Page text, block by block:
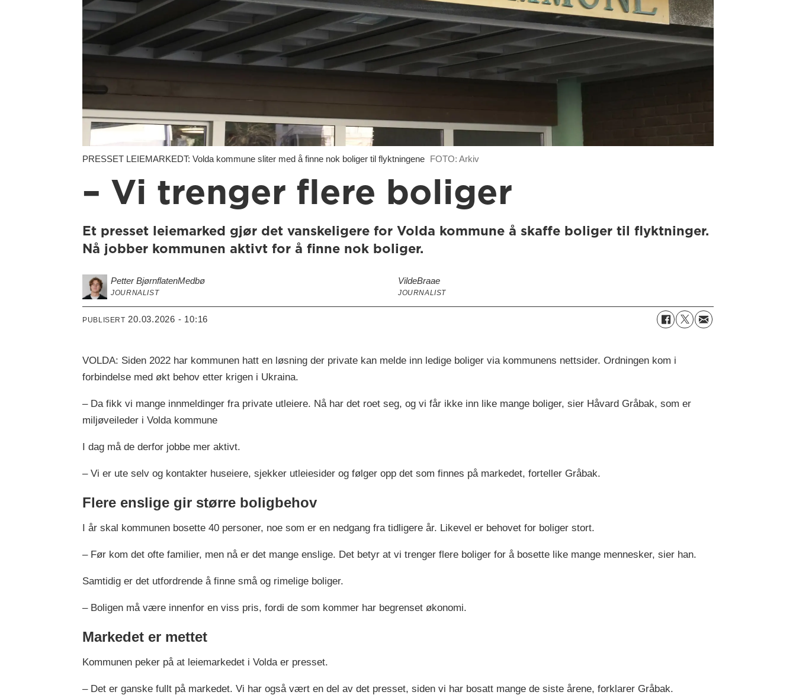
PRESSET LEIEMARKEDT: Volda kommune sliter med å finne nok boliger til flyktningene FOTO: Arkiv
– Vi trenger flere boliger
Et presset leiemarked gjør det vanskeligere for Volda kommune å skaffe boliger til flyktninger.
Nå jobber kommunen aktivt for å finne nok boliger.
Petter BjørnflatenMedbø
JOURNALIST
VildeBraae
JOURNALIST
PUBLISERT 20.03.2026 - 10:16
VOLDA: Siden 2022 har kommunen hatt en løsning der private kan melde inn ledige boliger via kommunens nettsider. Ordningen kom i
forbindelse med økt behov etter krigen i Ukraina.
– Da fikk vi mange innmeldinger fra private utleiere. Nå har det roet seg, og vi får ikke inn like mange boliger, sier Håvard Gråbak, som er
miljøveileder i Volda kommune
I dag må de derfor jobbe mer aktivt.
– Vi er ute selv og kontakter huseiere, sjekker utleiesider og følger opp det som finnes på markedet, forteller Gråbak.
Flere enslige gir større boligbehov
I år skal kommunen bosette 40 personer, noe som er en nedgang fra tidligere år. Likevel er behovet for boliger stort.
– Før kom det ofte familier, men nå er det mange enslige. Det betyr at vi trenger flere boliger for å bosette like mange mennesker, sier han.
Samtidig er det utfordrende å finne små og rimelige boliger.
– Boligen må være innenfor en viss pris, fordi de som kommer har begrenset økonomi.
Markedet er mettet
Kommunen peker på at leiemarkedet i Volda er presset.
– Det er ganske fullt på markedet. Vi har også vært en del av det presset, siden vi har bosatt mange de siste årene, forklarer Gråbak.